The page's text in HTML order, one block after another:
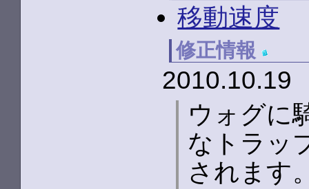
移動速度
修正情報
2010.10.19
ウォグに
なトラッ
されます